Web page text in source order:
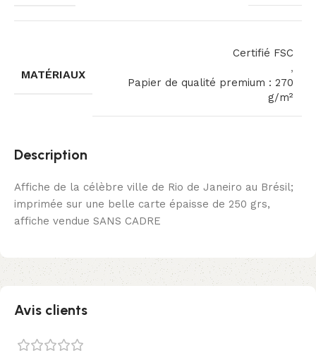
MATÉRIAUX
Certifié FSC
,
Papier de qualité premium : 270
g/m²
Description
Affiche de la célèbre ville de Rio de Janeiro au Brésil;
imprimée sur une belle carte épaisse de 250 grs,
affiche vendue SANS CADRE
Avis clients